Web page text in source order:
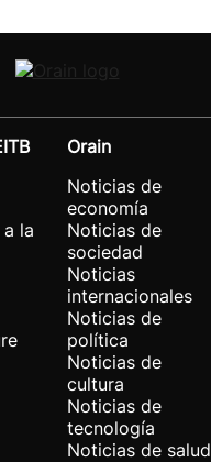
la
Orain
Noticias de
economía
Noticias de
sociedad
Noticias
internacionales
Noticias de
política
Noticias de
cultura
Noticias de
tecnología
Noticias de salud